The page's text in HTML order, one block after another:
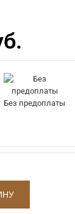
Без предоплаты